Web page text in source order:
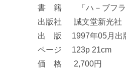
書 籍 「ハ－ブフラ
出版社 誠文堂新光社
出 版 1997年05月出
ページ 123p 21cm
価 格 2,700円